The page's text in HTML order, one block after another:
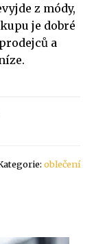
z módy,
je dobré
a
oblečení